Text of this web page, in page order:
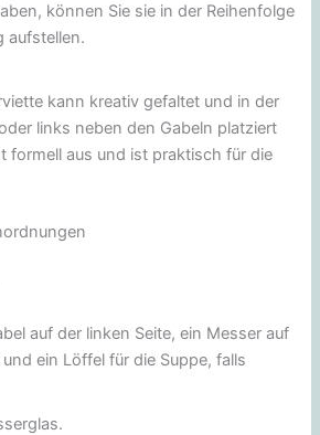
können Sie sie in der Reihenfolge
aufstellen.
kann kreativ gefaltet und in der
links neben den Gabeln platziert
formell aus und ist praktisch für die
auf der linken Seite, ein Messer auf
ein Löffel für die Suppe, falls